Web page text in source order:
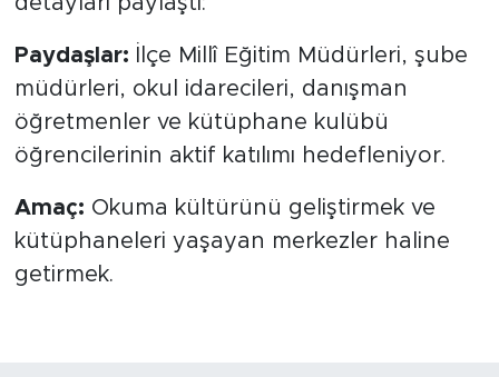
Paydaşlar: İlçe Millî Eğitim Müdürleri, şube
müdürleri, okul idarecileri, danışman
öğretmenler ve kütüphane kulübü
öğrencilerinin aktif katılımı hedefleniyor.
Amaç: Okuma kültürünü geliştirmek ve
kütüphaneleri yaşayan merkezler haline
getirmek.